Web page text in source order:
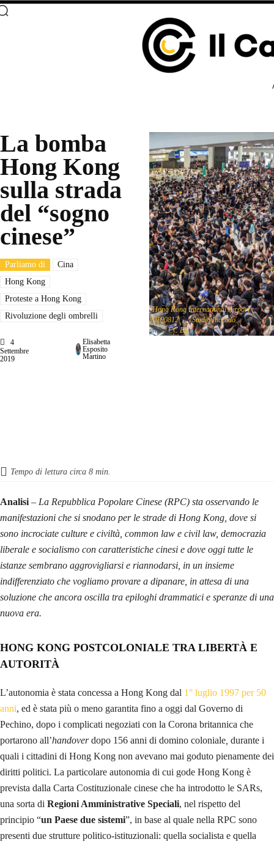
La bomba
Hong Kong
sulla strada
del “sogno
cinese”
Parliamo di
Cina
Hong Kong
Proteste a Hong Kong
Rivoluzione degli ombrelli
4
Settembre
2019
Elisabetta
Esposito
Martino
"Hong Kong International Airport
20190812" byStudio Incendois licensed
underCC BY
Tempo di lettura circa 8 min.
Analisi – La Repubblica Popolare Cinese (RPC) sta osservando le
manifestazioni che si snodano per le strade di Hong Kong, dove si
sono incrociate culture e civiltà, common law e civil law, democrazia
liberale e socialismo con caratteristiche cinesi e dove oggi tutte le
istanze sembrano aggrovigliarsi e riannodarsi, in un insieme
indifferenziato che vogliamo provare a dipanare, in attesa di una
soluzione che ancora oscilla tra epiloghi drammatici e speranze di una
nuova era.
HONG KONG POSTCOLONIALE TRA LIBERTÀ E
AUTORITÀ
L’autonomia è stata concessa a Hong Kong dal 1° luglio 1997 per 50
anni, ed è stata più o meno garantita fino a oggi dal Governo di
Pechino, dopo i complicati negoziati con la Corona britannica che
portarono all’handoverdopo 156 anni di domino coloniale durante i
quali i cittadini di Hong Kong non avevano mai goduto pienamente dei
diritti politici. La particolare autonomia di cui gode Hong Kong è
prevista dalla Carta Costituzionale cinese che ha introdotto le SARs,
una sorta di Regioni Amministrative Speciali, nel rispetto del
principio “un Paese due sistemi”, in base al quale nella RPC sono
presenti due strutture politico-istituzionali: quella socialista e quella